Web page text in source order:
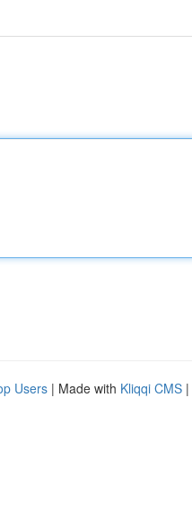
Users | Made with Kliqqi CMS |